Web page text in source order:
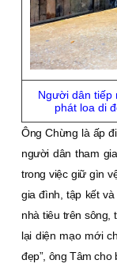
Người dân tiếp
phát loa di
Ông Chừng là ấp
người dân tham
trong việc giữ gìn
gia đình, tập kết
nhà tiêu trên sông,
lại diện mạo mới
đẹp”, ông Tâm cho